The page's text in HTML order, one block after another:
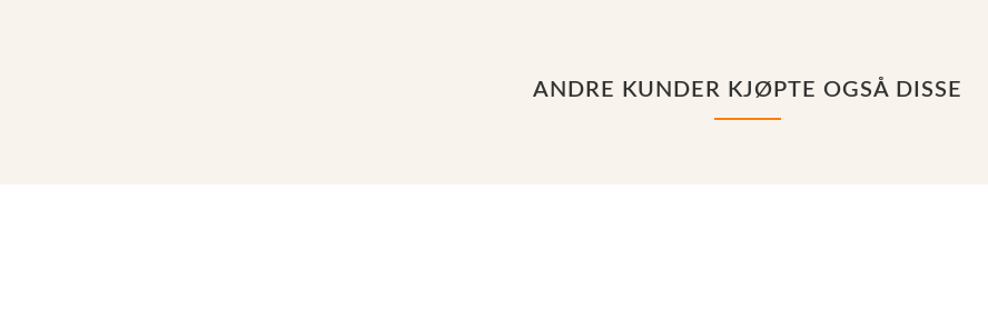
ANDRE KUNDER KJØPTE OGSÅ DISSE